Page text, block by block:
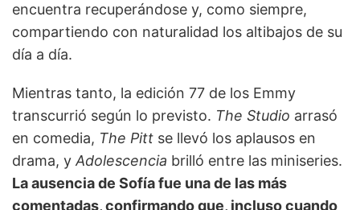
encuentra recuperándose y, como siempre,
compartiendo con naturalidad los altibajos de su
día a día.
Mientras tanto, la edición 77 de los Emmy
transcurrió según lo previsto. The Studio arrasó
en comedia, The Pitt se llevó los aplausos en
drama, yAdolescencia brilló entre las miniseries.
La ausencia de Sofía fue una de las más
comentadas, confirmando que, incluso cuando